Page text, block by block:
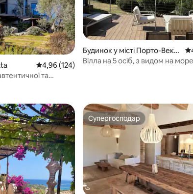
Середня оцінка: 4,96 з 5, відгуки: 124
4,96 (124)
та
Будинок у місті Порто-Векк
ьо
Вілла на 5 осіб, з видом на
Супергосподар
Супергосподар